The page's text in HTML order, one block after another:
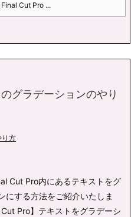
Final Cut Pro ...
グラデーションのやり
り方
Cut Pro内にあるテキストをグ
にする方法をご紹介いたしま
Cut Pro】テキストをグラデーシ